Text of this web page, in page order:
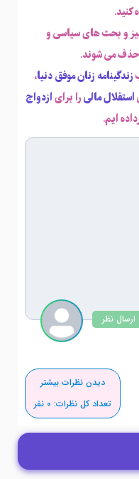
کنید.
و بحث های سیاسی و
حذف می شوند.
زندگینامه زنان موفق دنیا،
استقلال مالیرا برایازدواج
ایم.
ارسال نظر
دیدن نظرات بیشتر
تعداد کل نظرات: 0 نفر